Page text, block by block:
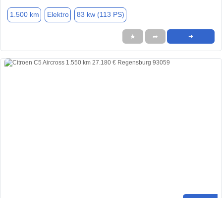
1.500 km Elektro 83 kw (113 PS)
★ ➦ ➜